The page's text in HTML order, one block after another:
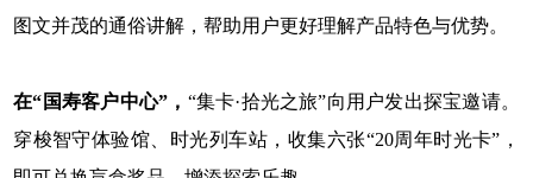
图文并茂的通俗讲解，帮助用户更好理解产品特色与优势。
在“国寿客户中心”， “集卡·拾光之旅”向用户发出探宝邀请。
穿梭智守体验馆、时光列车站，收集六张“20周年时光卡”，